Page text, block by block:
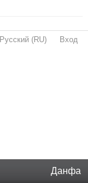
Данфа
Русский (RU) Вход